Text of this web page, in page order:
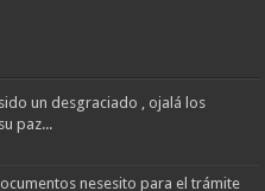
un desgraciado , ojalá los
paz...
nesesito para el trámite